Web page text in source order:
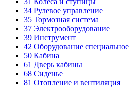
34 Рулевое управление
35 Тормозная система
37 Электрооборудование
39 Инструмент
42 Оборудование специальное
50 Кабина
61 Дверь кабины
68 Сиденье
81 Отопление и вентиляция